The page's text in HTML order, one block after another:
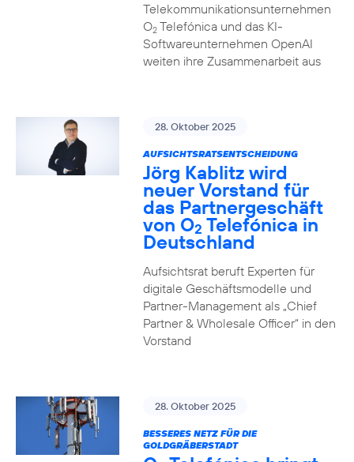
Telekommunikationsunternehmen
O2Telefónica und das KI-
Softwareunternehmen OpenAI
weiten ihre Zusammenarbeit aus
28. Oktober 2025
AUFSICHTSRATSENTSCHEIDUNG
Jörg Kablitz wird
neuer Vorstand für
das Partnergeschäft
von O2 Telefónica in
Deutschland
Aufsichtsrat beruft Experten für
digitale Geschäftsmodelle und
Partner-Management als „Chief
Partner & Wholesale Officer“ in den
Vorstand
28. Oktober 2025
BESSERES NETZ FÜR DIE
GOLDGRÄBERSTADT